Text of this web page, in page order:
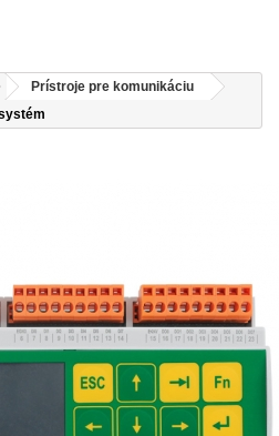
Prístroje pre komunikáciu